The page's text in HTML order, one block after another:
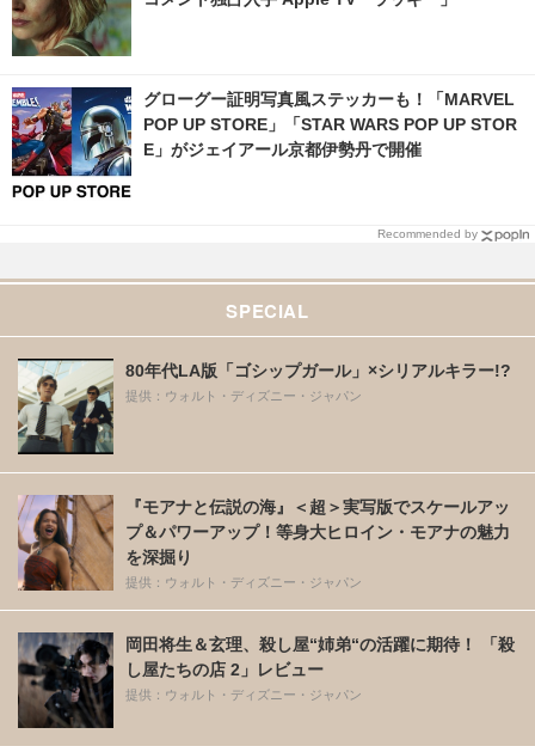
グローグー証明写真風ステッカーも！「MARVEL
POP UP STORE」「STAR WARS POP UP STOR
E」がジェイアール京都伊勢丹で開催
Recommended by
SPECIAL
80年代LA版「ゴシップガール」×シリアルキラー!?
提供：ウォルト・ディズニー・ジャパン
『モアナと伝説の海』＜超＞実写版でスケールアッ
プ＆パワーアップ！等身大ヒロイン・モアナの魅力
を深掘り
提供：ウォルト・ディズニー・ジャパン
岡田将生＆玄理、殺し屋“姉弟“の活躍に期待！ 「殺
し屋たちの店 2」レビュー
提供：ウォルト・ディズニー・ジャパン